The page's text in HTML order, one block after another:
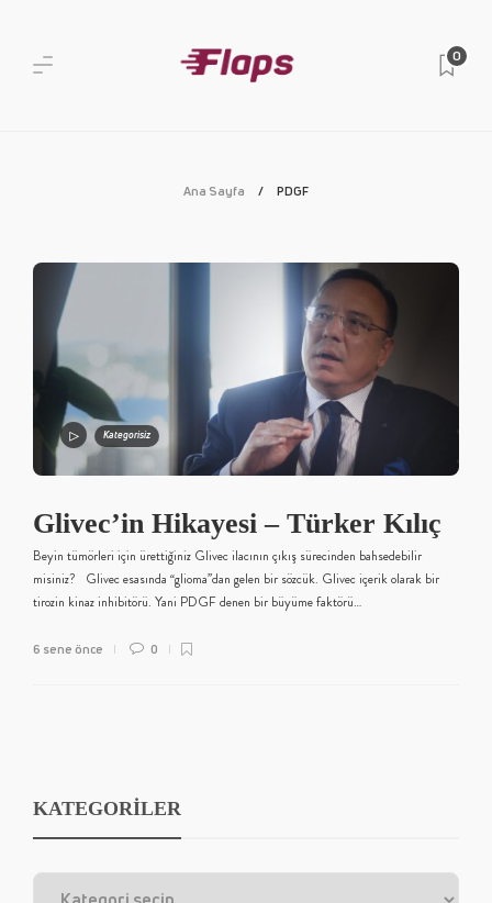
0
Ana Sayfa PDGF
Kategorisiz
Glivec’in Hikayesi – Türker Kılıç
Beyin tümörleri için ürettiğiniz Glivec ilacının çıkış sürecinden bahsedebilir
misiniz? Glivec esasında “glioma”dan gelen bir sözcük. Glivec içerik olarak bir
tirozin kinaz inhibitörü. Yani PDGF denen bir büyüme faktörü…
6 sene önce 0
KATEGORİLER